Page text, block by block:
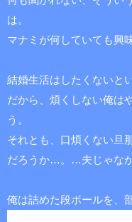
は。
マナミが何していても興
結婚生活はしたくないと
だから、煩くしない俺は
う。
それとも、口煩くない旦
だろうか…。…夫じゃなか
俺は詰めた段ボールを、